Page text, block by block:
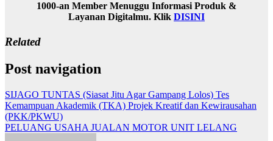
1000-an Member Menuggu Informasi Produk &
Layanan Digitalmu. Klik DISINI
Related
Post navigation
SIJAGO TUNTAS (Siasat Jitu Agar Gampang Lolos) Tes
Kemampuan Akademik (TKA) Projek Kreatif dan Kewirausahan
(PKK/PKWU)
PELUANG USAHA JUALAN MOTOR UNIT LELANG